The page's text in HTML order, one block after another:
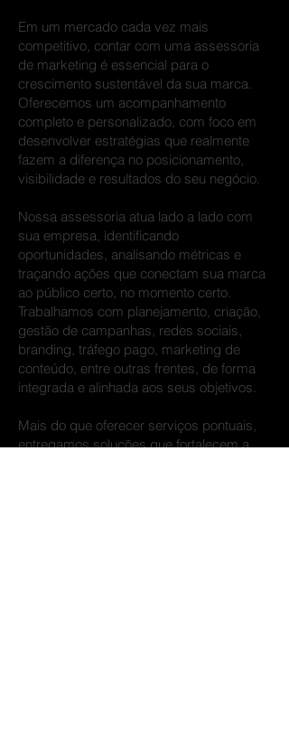
Em um mercado cada vez mais
competitivo, contar com uma assessoria
de marketing é essencial para o
crescimento sustentável da sua marca.
Oferecemos um acompanhamento
completo e personalizado, com foco em
desenvolver estratégias que realmente
fazem a diferença no posicionamento,
visibilidade e resultados do seu negócio.
Nossa assessoria atua lado a lado com
sua empresa, identificando
oportunidades, analisando métricas e
traçando ações que conectam sua marca
ao público certo, no momento certo.
Trabalhamos com planejamento, criação,
gestão de campanhas, redes sociais,
branding, tráfego pago, marketing de
conteúdo, entre outras frentes, de forma
integrada e alinhada aos seus objetivos.
Mais do que oferecer serviços pontuais,
entregamos soluções que fortalecem a